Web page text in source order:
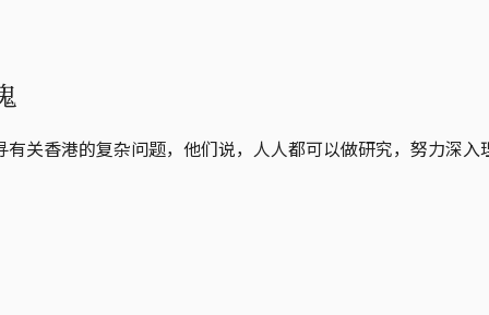
关香港的复杂问题，他们说，人人都可以做研究，努力深